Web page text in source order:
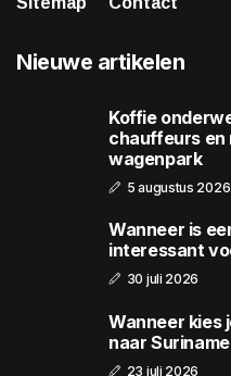
Nieuwe artikelen
Koffie
chauffeurs en
wagenpark
5 augustus 2026
Wanneer is
interessant
30 juli 2026
Wanneer kies
naar
23 juli 2026